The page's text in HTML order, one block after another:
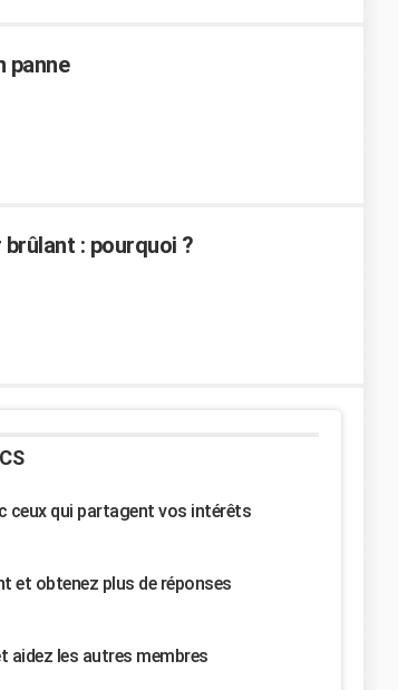
panne
: pourquoi ?
ceux qui partagent vos intérêts
et obtenez plus de réponses
aidez les autres membres